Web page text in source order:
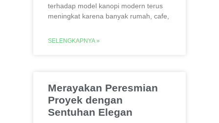
terhadap model kanopi modern terus
meningkat karena banyak rumah, cafe,
SELENGKAPNYA »
Merayakan Peresmian
Proyek dengan
Sentuhan Elegan